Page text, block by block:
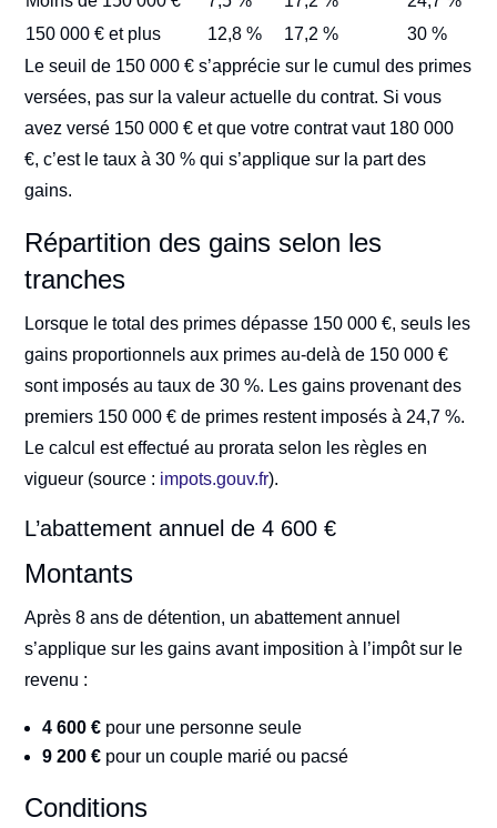
150 000 € et plus
12,8 % 17,2 %
30 %
Le seuil de 150 000 € s’apprécie sur le cumul des primes
versées, pas sur la valeur actuelle du contrat. Si vous
avez versé 150 000 € et que votre contrat vaut 180 000
€, c’est le taux à 30 % qui s’applique sur la part des
gains.
Répartition des gains selon les
tranches
Lorsque le total des primes dépasse 150 000 €, seuls les
gains proportionnels aux primes au-delà de 150 000 €
sont imposés au taux de 30 %. Les gains provenant des
premiers 150 000 € de primes restent imposés à 24,7 %.
Le calcul est effectué au prorata selon les règles en
vigueur (source : impots.gouv.fr).
L’abattement annuel de 4 600 €
Montants
Après 8 ans de détention, un abattement annuel
s’applique sur les gains avant imposition à l’impôt sur le
revenu :
4 600 € pour une personne seule
9 200 € pour un couple marié ou pacsé
Conditions